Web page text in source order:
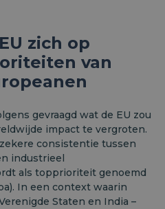
zich op
van
gevraagd wat de EU zou
impact te vergroten.
consistentie tussen
industrieel
als topprioriteit genoemd
In een context waarin
Staten en India –